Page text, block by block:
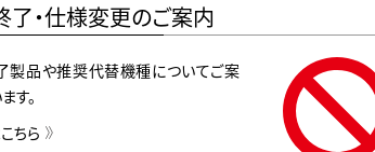
了・仕様変更のご案内
製品や推奨代替機種についてご案
す。
ちら